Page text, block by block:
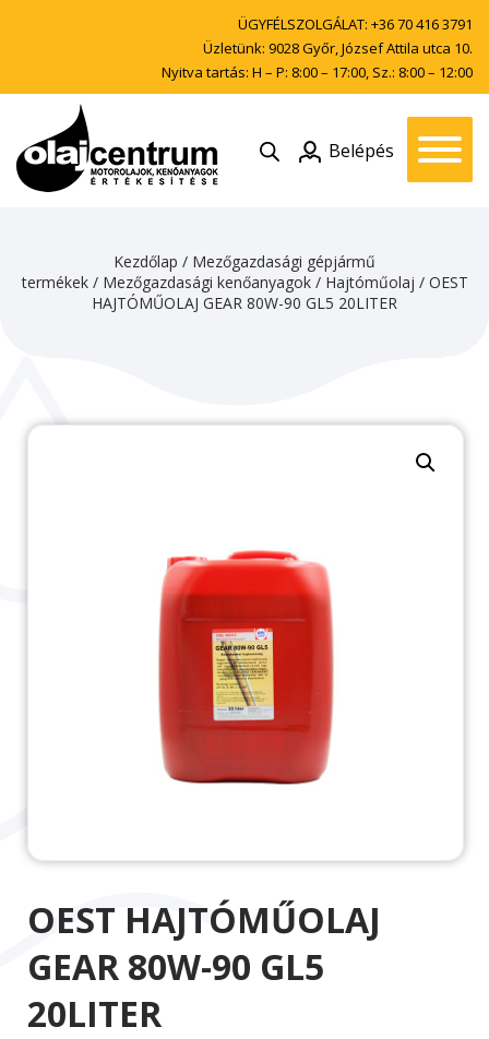
ÜGYFÉLSZOLGÁLAT: +36 70 416 3791
Üzletünk: 9028 Győr, József Attila utca 10.
Nyitva tartás: H – P: 8:00 – 17:00, Sz.: 8:00 – 12:00
Belépés
Kezdőlap / Mezőgazdasági gépjármű
termékek/ Mezőgazdasági kenőanyagok/ Hajtóműolaj / OEST
HAJTÓMŰOLAJ GEAR 80W-90 GL5 20LITER
OEST HAJTÓMŰOLAJ
GEAR 80W-90 GL5
20LITER